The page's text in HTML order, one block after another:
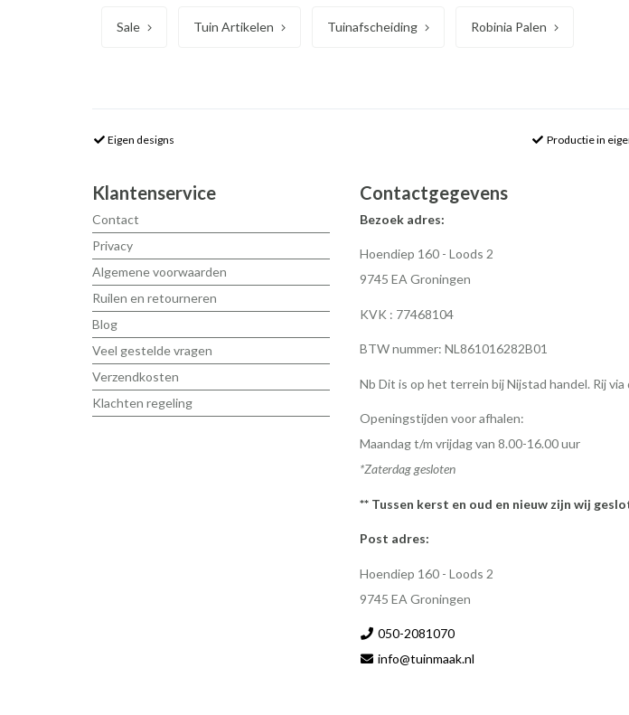
Sale Tuin Artikelen Tuinafscheiding Robinia Palen
Eigen designs Productie in
Klantenservice
Contact
Privacy
Algemene voorwaarden
Ruilen en retourneren
Blog
Veel gestelde vragen
Verzendkosten
Klachten regeling
Contactgegevens
Bezoek adres:
Hoendiep 160 - Loods 2
9745 EA Groningen
KVK : 77468104
BTW nummer: NL861016282B01
Nb Dit is op het terrein bij Nijstad handel. Rij
Openingstijden voor afhalen:
Maandag t/m vrijdag van 8.00-16.00 uur
*Zaterdag gesloten
** Tussen kerst en oud en nieuw zijn wij
Post adres:
Hoendiep 160 - Loods 2
9745 EA Groningen
050-2081070
info@tuinmaak.nl